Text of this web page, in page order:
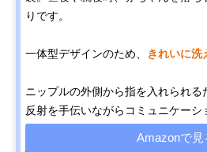
りです。
一体型デザインのため、 きれいに洗
ニップルの外側から指を入れられる
反射を手伝いながらコミュニケーシ
Amazonで見